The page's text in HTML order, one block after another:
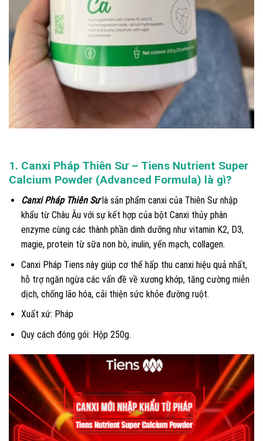
1. Canxi Pháp Thiên Sư – Tiens Nutrient Super
Calcium Powder (Advanced Formula) là gì?
Canxi Pháp Thiên Sưlà sản phẩm canxi của Thiên Sư nhập
khẩu từ Châu Âu với sự kết hợp của bột Canxi thủy phân
enzyme cùng các thành phần dinh dưỡng như vitamin K2, D3,
magie, protein từ sữa non bò, inulin, yến mạch, collagen.
Canxi Pháp Tiens này giúp cơ thể hấp thu canxi hiệu quả nhất,
hỗ trợ ngăn ngừa các vấn đề về xương khớp, tăng cường miễn
dịch, chống lão hóa, cải thiện sức khỏe đường ruột.
Xuất xứ: Pháp
Quy cách đóng gói: Hộp 250g.